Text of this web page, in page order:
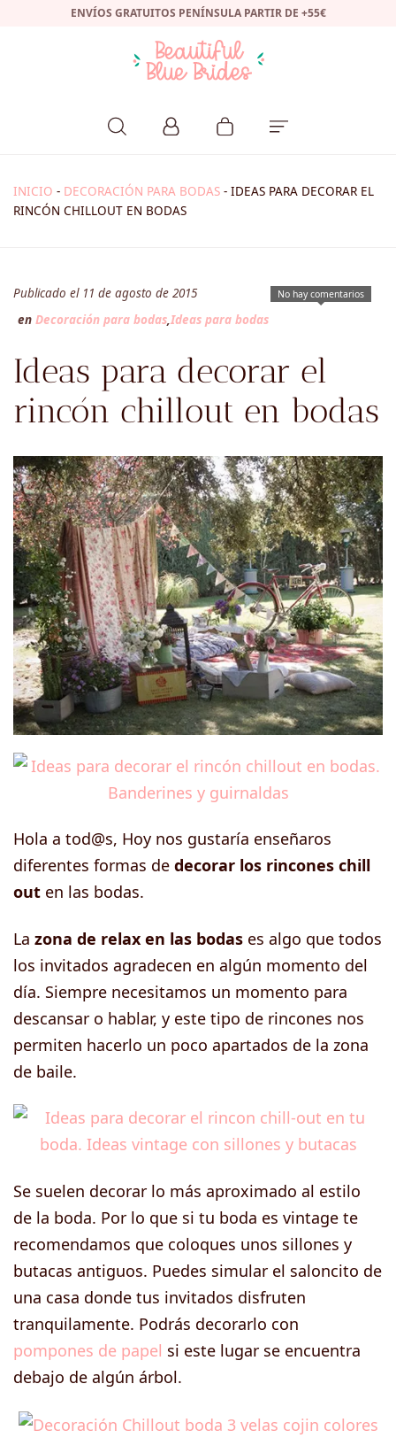
ENVÍOS GRATUITOS PENÍNSULA PARTIR DE +55€
INICIO - DECORACIÓN PARA BODAS - IDEAS PARA DECORAR EL
RINCÓN CHILLOUT EN BODAS
No hay comentarios
Publicado el 11 de agosto de 2015
en Decoración para bodas,Ideas para bodas
Ideas para decorar el
rincón chillout en bodas
Hola a tod@s, Hoy nos gustaría enseñaros
diferentes formas de decorar los rincones chill
out en las bodas.
La zona de relax en las bodas es algo que todos
los invitados agradecen en algún momento del
día. Siempre necesitamos un momento para
descansar o hablar, y este tipo de rincones nos
permiten hacerlo un poco apartados de la zona
de baile.
Se suelen decorar lo más aproximado al estilo
de la boda. Por lo que si tu boda es vintage te
recomendamos que coloques unos sillones y
butacas antiguos. Puedes simular el saloncito de
una casa donde tus invitados disfruten
tranquilamente. Podrás decorarlo con
pompones de papel si este lugar se encuentra
debajo de algún árbol.